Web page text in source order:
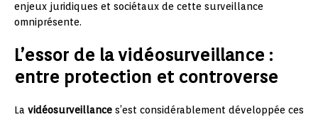
enjeux juridiques et sociétaux de cette surveillance
omniprésente.
L’essor de la vidéosurveillance :
entre protection et controverse
La vidéosurveillance s’est considérablement développée ces